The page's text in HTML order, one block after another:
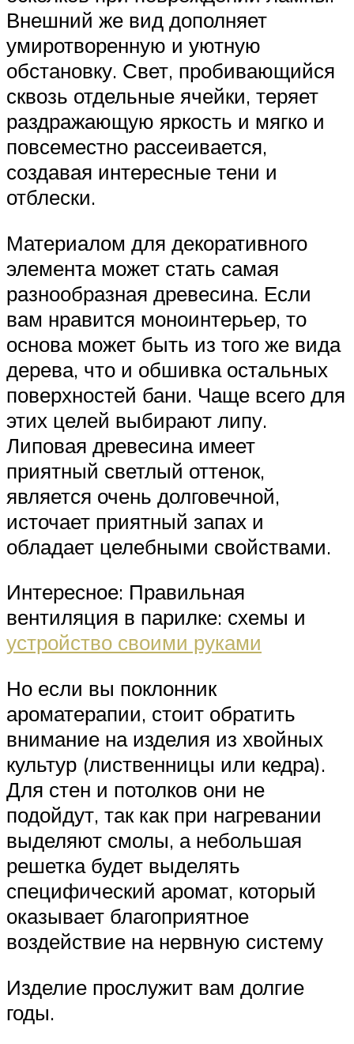
Внешний же вид дополняет
умиротворенную и уютную
обстановку. Свет, пробивающийся
сквозь отдельные ячейки, теряет
раздражающую яркость и мягко и
повсеместно рассеивается,
создавая интересные тени и
отблески.
Материалом для декоративного
элемента может стать самая
разнообразная древесина. Если
вам нравится моноинтерьер, то
основа может быть из того же вида
дерева, что и обшивка остальных
поверхностей бани. Чаще всего для
этих целей выбирают липу.
Липовая древесина имеет
приятный светлый оттенок,
является очень долговечной,
источает приятный запах и
обладает целебными свойствами.
Интересное: Правильная
вентиляция в парилке: схемы и
устройство своими руками
Но если вы поклонник
ароматерапии, стоит обратить
внимание на изделия из хвойных
культур (лиственницы или кедра).
Для стен и потолков они не
подойдут, так как при нагревании
выделяют смолы, а небольшая
решетка будет выделять
специфический аромат, который
оказывает благоприятное
воздействие на нервную систему
Изделие прослужит вам долгие
годы.